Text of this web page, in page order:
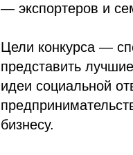
— экспортеров и
Цели конкурса —
представить
идеи социальной
бизнесу.